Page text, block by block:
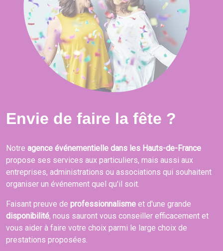
Envie de faire la fête ?
Notre agence événementielle dans les Hauts-de-France
propose ses services aux particuliers, mais aussi aux
entreprises, administrations ou associations qui souhaitent
organiser un événement quel qu'il soit.
Faisant preuve de professionnalisme et d'une grande
disponibilité, nous sauront vous conseiller efficacement et
vous aider à faire votre choix parmi le large choix de
prestations proposées.